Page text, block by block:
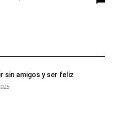
sin amigos y ser feliz